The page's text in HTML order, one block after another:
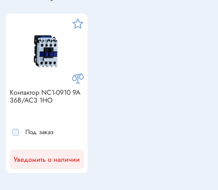
Контактор NC1-0910 9А
36В/АС3 1НО
Под заказ
Уведомить о наличии